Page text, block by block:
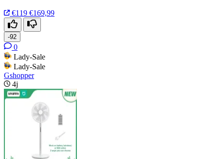
€119 €169,99
-92
0
Lady-Sale
Lady-Sale
Gshopper
4j